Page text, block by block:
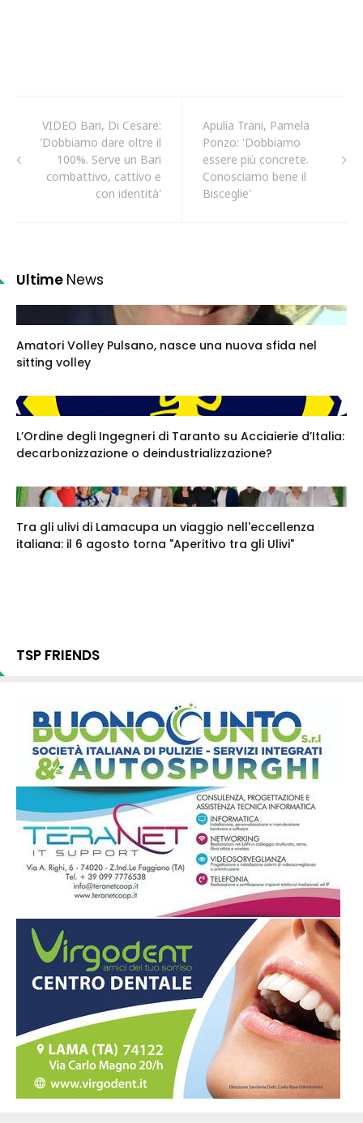
VIDEO Bari, Di Cesare:
'Dobbiamo dare oltre il
100%. Serve un Bari
combattivo, cattivo e
con identità'
Apulia Trani, Pamela
Ponzo: 'Dobbiamo
essere più concrete.
Conosciamo bene il
Bisceglie'
Ultime News
Amatori Volley Pulsano, nasce una nuova sfida nel
sitting volley
L’Ordine degli Ingegneri di Taranto su Acciaierie d’Italia:
decarbonizzazione o deindustrializzazione?
Tra gli ulivi di Lamacupa un viaggio nell'eccellenza
italiana: il 6 agosto torna "Aperitivo tra gli Ulivi"
TSP FRIENDS